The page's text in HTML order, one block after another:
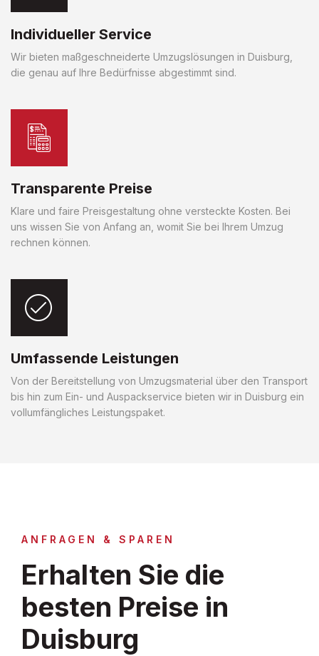
Individueller Service
Wir bieten maßgeschneiderte Umzugslösungen in Duisburg,
die genau auf Ihre Bedürfnisse abgestimmt sind.
Transparente Preise
Klare und faire Preisgestaltung ohne versteckte Kosten. Bei
uns wissen Sie von Anfang an, womit Sie bei Ihrem Umzug
rechnen können.
Umfassende Leistungen
Von der Bereitstellung von Umzugsmaterial über den Transport
bis hin zum Ein- und Auspackservice bieten wir in Duisburg ein
vollumfängliches Leistungspaket.
ANFRAGEN & SPAREN
Erhalten Sie die
besten Preise in
Duisburg